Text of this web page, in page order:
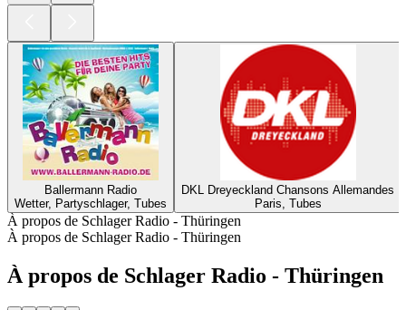
Ballermann Radio
Wetter, Partyschlager, Tubes
DKL Dreyeckland Chansons Allemandes
Paris, Tubes
À propos de Schlager Radio - Thüringen
À propos de Schlager Radio - Thüringen
À propos de Schlager Radio - Thüringen